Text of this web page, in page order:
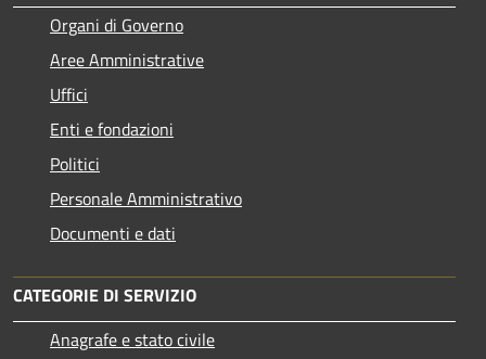
Organi di Governo
Aree Amministrative
Uffici
Enti e fondazioni
Politici
Personale Amministrativo
Documenti e dati
CATEGORIE DI SERVIZIO
Anagrafe e stato civile